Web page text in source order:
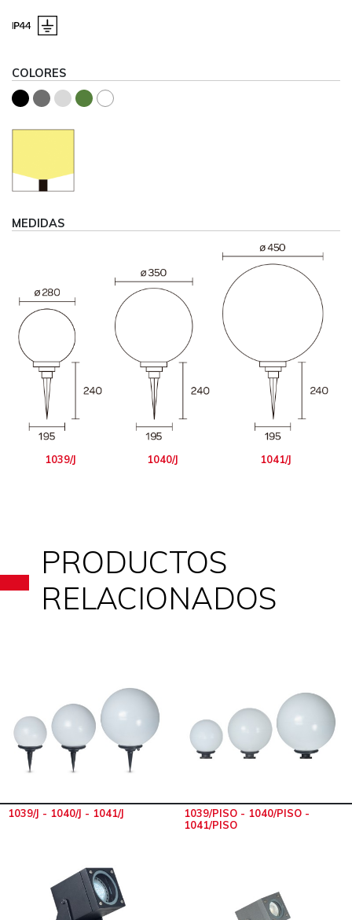
COLORES
MEDIDAS
1039/J 1040/J 1041/J
PRODUCTOS
RELACIONADOS
1039/J - 1040/J - 1041/J
1039/PISO - 1040/PISO -
1041/PISO